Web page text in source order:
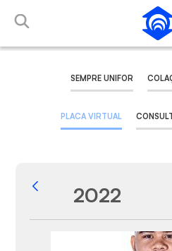
Pular para o Conteúdo principal
SEMPRE UNIFOR
PLACA VIRTUAL
Voltar
2022